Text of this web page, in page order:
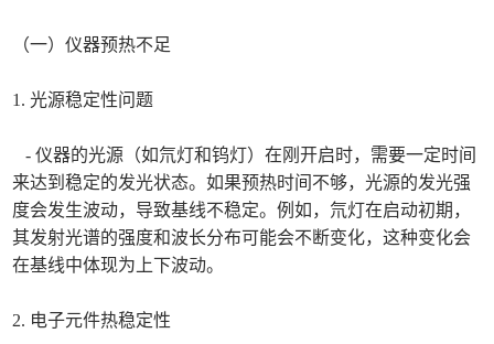
（一）仪器预热不足
1. 光源稳定性问题
- 仪器的光源（如氘灯和钨灯）在刚开启时，需要一定时间
来达到稳定的发光状态。如果预热时间不够，光源的发光强
度会发生波动，导致基线不稳定。例如，氘灯在启动初期，
其发射光谱的强度和波长分布可能会不断变化，这种变化会
在基线中体现为上下波动。
2. 电子元件热稳定性